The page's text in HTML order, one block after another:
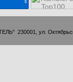
"БЕРТЕЛЬ"  230001, ул.